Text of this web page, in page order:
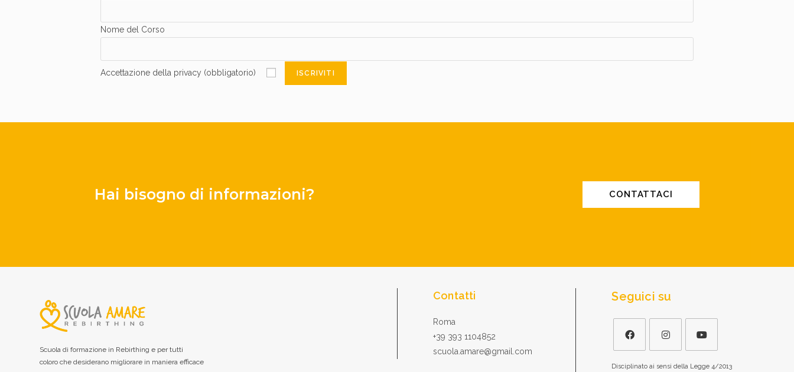
Nome del Corso
Accettazione della privacy (obbligatorio)
Hai bisogno di informazioni? CONTATTACI
Scuola di formazione in Rebirthing e per tutti
coloro che desiderano migliorare in maniera efficace
Contatti
Roma
+39 393 1104852
scuola.amare@gmail.com
Seguici su
Disciplinato ai sensi della Legge 4/2013